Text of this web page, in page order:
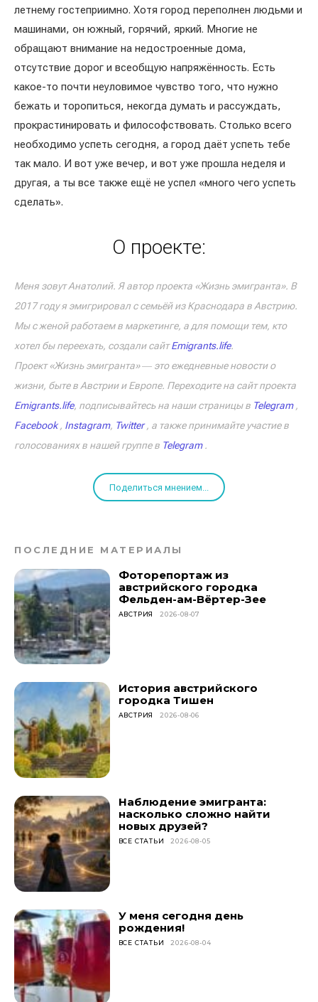
летнему гостеприимно. Хотя город переполнен людьми и
машинами, он южный, горячий, яркий. Многие не
обращают внимание на недостроенные дома,
отсутствие дорог и всеобщую напряжённость. Есть
какое-то почти неуловимое чувство того, что нужно
бежать и торопиться, некогда думать и рассуждать,
прокрастинировать и философствовать. Столько всего
необходимо успеть сегодня, а город даёт успеть тебе
так мало. И вот уже вечер, и вот уже прошла неделя и
другая, а ты все также ещё не успел «много чего успеть
сделать».
О проекте:
Меня зовут Анатолий. Я автор проекта «Жизнь эмигранта». В
2017 году я эмигрировал с семьёй из Краснодара в Австрию.
Мы с женой работаем в маркетинге, а для помощи тем, кто
хотел бы переехать, создали сайтEmigrants.life.
Проект «Жизнь эмигранта» ― это ежедневные новости о
жизни, быте в Австрии и Европе. Переходите на сайт проекта
Emigrants.life, подписывайтесь на наши страницы в Telegram,
Facebook, Instagram, Twitter, а также принимайте участие в
голосованиях в нашей группе в Telegram.
Поделиться мнением...
ПОСЛЕДНИЕ МАТЕРИАЛЫ
Фоторепортаж из
австрийского городка
Фельден-ам-Вёртер-Зее
АВСТРИЯ 2026-08-07
История австрийского
городка Тишен
АВСТРИЯ 2026-08-06
Наблюдение эмигранта:
насколько сложно найти
новых друзей?
ВСЕ СТАТЬИ 2026-08-05
У меня сегодня день
рождения!
ВСЕ СТАТЬИ 2026-08-04